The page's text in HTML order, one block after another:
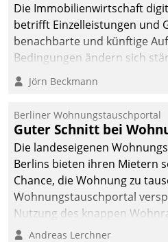
Die Immobilienwirtschaft
betrifft Einzelleistungen und
benachbarte und künftige
Bedingungen ändern sich
technisch die Kontrolle
fürs Wachsen öffnen?
Jörn Beckmann
Berliner Wohnungstauschportal
Guter Schnitt bei
Die landeseigenen
Berlins bieten ihren Mietern
Chance, die Wohnung zu
Wohnungstauschportal
Nutzung des knappen
Anwendungsfall für
Andreas Lerchner